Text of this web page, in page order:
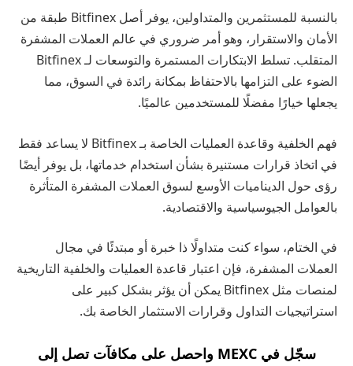
بالنسبة للمستثمرين والمتداولين، يوفر أصل Bitfinex طبقة من
الأمان والاستقرار، وهو أمر ضروري في عالم العملات المشفرة
المتقلب. تسلط الابتكارات المستمرة والتوسعات لـ Bitfinex
الضوء على التزامها بالاحتفاظ بمكانة رائدة في السوق، مما
يجعلها خيارًا مفضلًا للمستخدمين عالميًا.
فهم الخلفية وقاعدة العمليات الخاصة بـ Bitfinex لا يساعد فقط
في اتخاذ قرارات مستنيرة بشأن استخدام خدماتها، بل يوفر أيضًا
رؤى حول الديناميات الأوسع لسوق العملات المشفرة المتأثرة
بالعوامل الجيوسياسية والاقتصادية.
في الختام، سواء كنت متداولًا ذا خبرة أو مبتدئًا في مجال
العملات المشفرة، فإن اعتبار قاعدة العمليات والخلفية التاريخية
لمنصات مثل Bitfinex يمكن أن يؤثر بشكل كبير على
استراتيجيات التداول وقرارات الاستثمار الخاصة بك.
سجّل في MEXC واحصل على مكافآت تصل إلى